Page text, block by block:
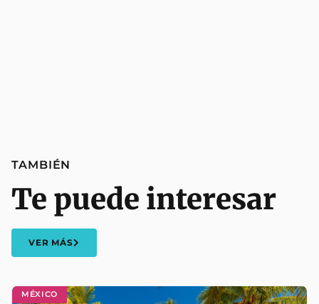
MÉXICO
TAMBIÉN
Te puede interesar
VER MÁS